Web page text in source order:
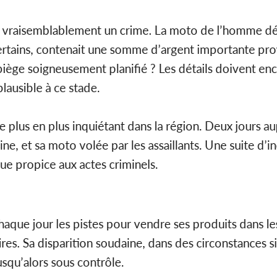
un crime. La moto de l’homme
contenait une somme d’argent importante
soigneusement planifié ? Les détails doivent
à ce stade.
en plus inquiétant dans la région. Deux jours
et sa moto volée par les assaillants. Une suite
propice aux actes criminels.
jour les pistes pour vendre ses produits dans
Sa disparition soudaine, dans des circonstances
sous contrôle.